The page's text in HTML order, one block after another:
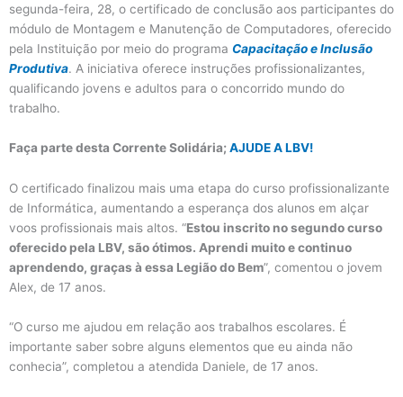
segunda-feira, 28, o certificado de conclusão aos participantes do
módulo de Montagem e Manutenção de Computadores, oferecido
pela Instituição por meio do programa Capacitação e Inclusão
Produtiva. A iniciativa oferece instruções profissionalizantes,
qualificando jovens e adultos para o concorrido mundo do
trabalho.
Faça parte desta Corrente Solidária;AJUDE A LBV!
O certificado finalizou mais uma etapa do curso profissionalizante
de Informática, aumentando a esperança dos alunos em alçar
voos profissionais mais altos. “Estou inscrito no segundo curso
oferecido pela LBV, são ótimos. Aprendi muito e continuo
aprendendo, graças à essa Legião do Bem”, comentou o jovem
Alex, de 17 anos.
“O curso me ajudou em relação aos trabalhos escolares. É
importante saber sobre alguns elementos que eu ainda não
conhecia”, completou a atendida Daniele, de 17 anos.